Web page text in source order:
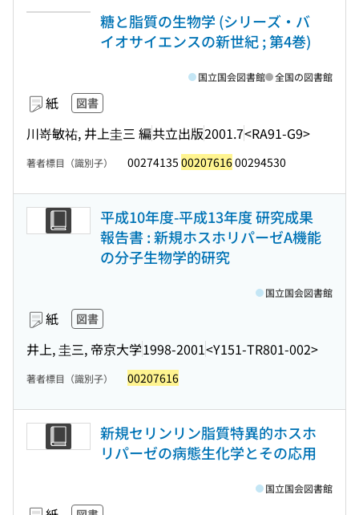
糖と脂質の生物学 (シリーズ・バ
イオサイエンスの新世紀 ; 第4巻)
紙 図書
川嵜敏祐, 井上圭三 編共立出版2001.7<RA91-G9>
国立国会図書館 全国の図書館
著者標目（識別子） 00274135 0020761600294530
平成10年度-平成13年度 研究成果
報告書 : 新規ホスホリパーゼA機能
の分子生物学的研究
紙 図書
井上, 圭三, 帝京大学1998-2001<Y151-TR801-002>
国立国会図書館
著者標目（識別子） 00207616
新規セリンリン脂質特異的ホスホ
リパーゼの病態生化学とその応用
国立国会図書館